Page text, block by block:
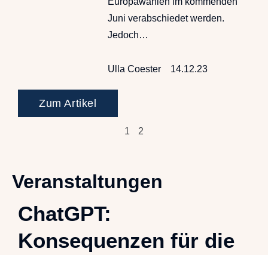
Juni verabschiedet werden.
Jedoch…
Ulla Coester 14.12.23
Zum Artikel
1 2
Veranstaltungen
ChatGPT:
Konsequenzen für die